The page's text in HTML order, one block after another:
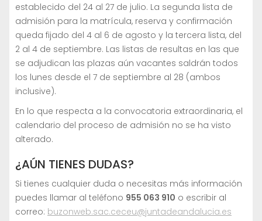
establecido del 24 al 27 de julio. La segunda lista de
admisión para la matrícula, reserva y confirmación
queda fijado del 4 al 6 de agosto y la tercera lista, del
2 al 4 de septiembre. Las listas de resultas en las que
se adjudican las plazas aún vacantes saldrán todos
los lunes desde el 7 de septiembre al 28 (ambos
inclusive).
En lo que respecta a la convocatoria extraordinaria, el
calendario del proceso de admisión no se ha visto
alterado.
¿AÚN TIENES DUDAS?
Si tienes cualquier duda o necesitas más información
puedes llamar al teléfono 955 063 910 o escribir al
correo: buzonweb.sac.ceceu@juntadeandalucia.es